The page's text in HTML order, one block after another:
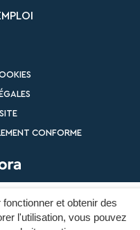
et obtenir des
l'utilisation, vous pouvez
CONFORME